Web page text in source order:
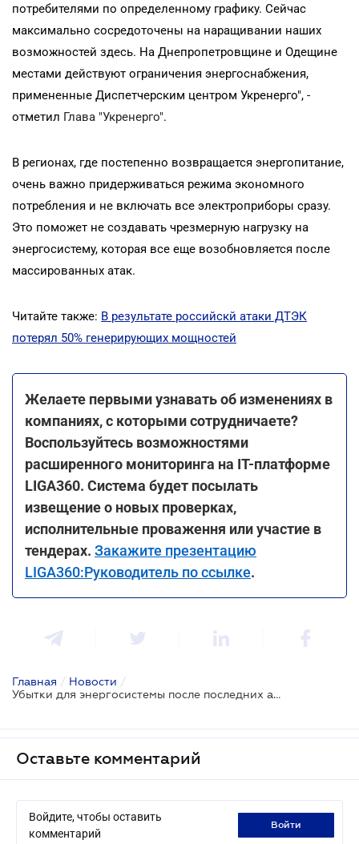
потребителями по определенному графику. Сейчас
максимально сосредоточены на наращивании наших
возможностей здесь. На Днепропетровщине и Одещине
местами действуют ограничения энергоснабжения,
примененные Диспетчерским центром Укренерго", -
отметил Глава "Укренерго".
В регионах, где постепенно возвращается энергопитание,
очень важно придерживаться режима экономного
потребления и не включать все электроприборы сразу.
Это поможет не создавать чрезмерную нагрузку на
энергосистему, которая все еще возобновляется после
массированных атак.
Читайте также: В результате российскй атаки ДТЭК
потерял 50% генерирующих мощностей
Желаете первыми узнавать об изменениях в
компаниях, с которыми сотрудничаете?
Воспользуйтесь возможностями
расширенного мониторинга на ІТ-платформе
LIGA360. Система будет посылать
извещение о новых проверках,
исполнительные проваження или участие в
тендерах. Закажите презентацию
LIGA360:Руководитель по ссылке.
Главная / Новости /
Убытки для энергосистемы после последних атак рф уже достигают почти 100 млн евро - Укренерго
Оставьте комментарий
Войдите, чтобы оставить
комментарий
войти